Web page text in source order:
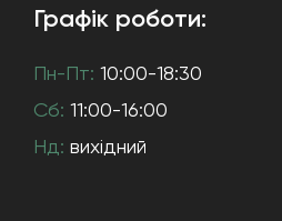
Графік роботи:
Пн-Пт: 10:00-18:30
Сб: 11:00-16:00
Нд: вихідний